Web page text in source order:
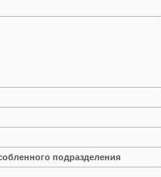
подразделения